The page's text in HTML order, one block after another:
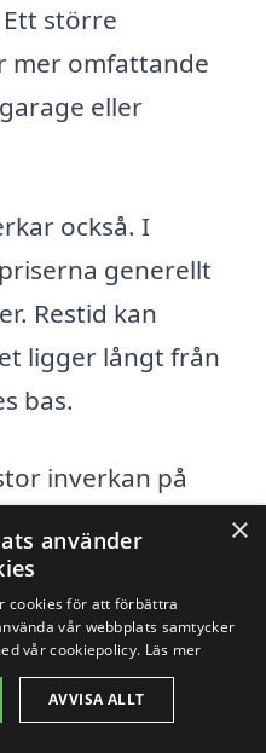
större
mer omfattande
eller
också. I
generellt
Restid kan
ligger långt från
bas.
inverkan på
vid timdebitering.
innebär fler
arbete.
roll.
certifiering för
×
använder
cookies för att förbättra
vår webbplats samtycker
vår cookiepolicy. Läs mer
AVVISA ALLT